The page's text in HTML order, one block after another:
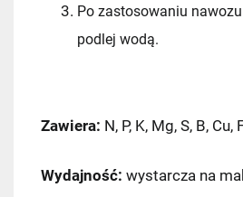
Po zastosowaniu
podlej wodą.
Zawiera: N, P, K, Mg, S, B, Cu,
Wydajność: wystarcza na
DPD Pickup
dostawa: następny dzień
14,99 zł